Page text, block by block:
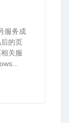
服务成
的页
关服